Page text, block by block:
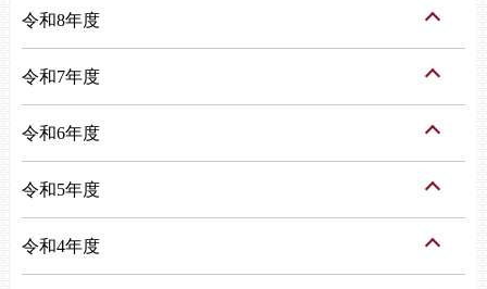
令和8年度
令和7年度
令和6年度
令和5年度
令和4年度